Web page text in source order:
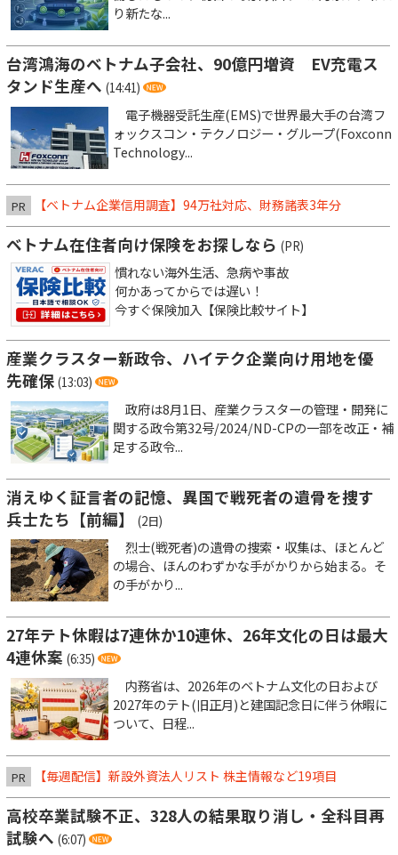
り新たな...
台湾鴻海のベトナム子会社、90億円増資 EV充電ス
タンド生産へ (14:41)
電子機器受託生産(EMS)で世界最大手の台湾フ
ォックスコン・テクノロジー・グループ(Foxconn
Technology...
PR 【ベトナム企業信用調査】94万社対応、財務諸表3年分
ベトナム在住者向け保険をお探しなら (PR)
慣れない海外生活、急病や事故
何かあってからでは遅い！
今すぐ保険加入【保険比較サイト】
産業クラスター新政令、ハイテク企業向け用地を優
先確保 (13:03)
政府は8月1日、産業クラスターの管理・開発に
関する政令第32号/2024/ND-CPの一部を改正・補
足する政令...
消えゆく証言者の記憶、異国で戦死者の遺骨を捜す
兵士たち【前編】
(2日)
烈士(戦死者)の遺骨の捜索・収集は、ほとんど
の場合、ほんのわずかな手がかりから始まる。そ
の手がかり...
27年テト休暇は7連休か10連休、26年文化の日は最大
4連休案 (6:35)
内務省は、2026年のベトナム文化の日および
2027年のテト(旧正月)と建国記念日に伴う休暇に
ついて、日程...
PR 【毎週配信】新設外資法人リスト 株主情報など19項目
高校卒業試験不正、328人の結果取り消し・全科目再
試験へ (6:07)